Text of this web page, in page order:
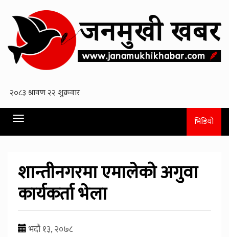
Toggle
navigation
भिडियो
शान्तीनगरमा एमालेको अगुवा
कार्यकर्ता भेला
भदौ १३, २०७८